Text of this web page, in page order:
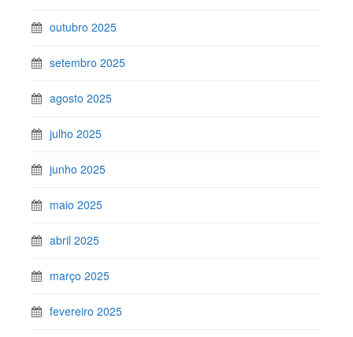
outubro 2025
setembro 2025
agosto 2025
julho 2025
junho 2025
maio 2025
abril 2025
março 2025
fevereiro 2025